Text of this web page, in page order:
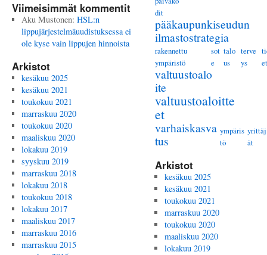
Viimeisimmät kommentit
Aku Mustonen: HSL:n
lippujärjestelmäuudistuksessa ei
ole kyse vain lippujen hinnoista
Arkistot
kesäkuu 2025
kesäkuu 2021
toukokuu 2021
marraskuu 2020
toukokuu 2020
maaliskuu 2020
lokakuu 2019
syyskuu 2019
marraskuu 2018
lokakuu 2018
toukokuu 2018
lokakuu 2017
maaliskuu 2017
marraskuu 2016
marraskuu 2015
dit
pääkaupunkiseudun
ilmastostrategia
rakennettu
ympäristö
sot
e
talo
us
terve
ys
et
valtuustoalo
ite
valtuustoaloitte
et
varhaiskasva
tus
ympäris
tö
yrittäj
ät
Arkistot
kesäkuu 2025
kesäkuu 2021
toukokuu 2021
marraskuu 2020
toukokuu 2020
maaliskuu 2020
lokakuu 2019